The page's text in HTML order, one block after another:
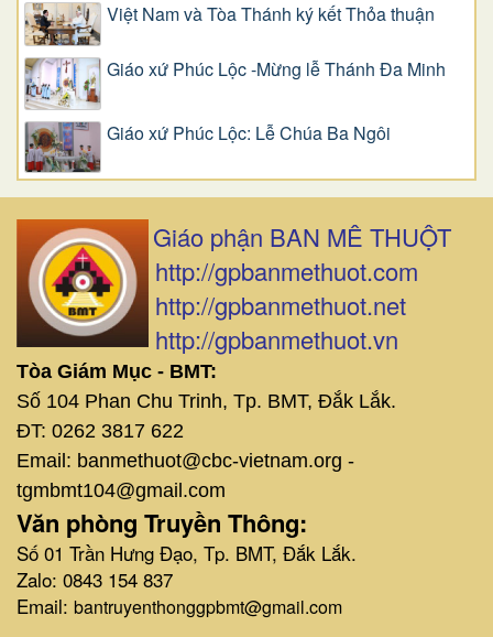
Việt Nam và Tòa Thánh ký kết Thỏa thuận
Giáo xứ Phúc Lộc -Mừng lễ Thánh Đa Minh
Giáo xứ Phúc Lộc: Lễ Chúa Ba Ngôi
Giáo phận BAN MÊ THUỘT
http://gpbanmethuot.com
http://gpbanmethuot.net
http://gpbanmethuot.vn
Tòa Giám Mục - BMT:
Số 104 Phan Chu Trinh, Tp. BMT, Đắk Lắk.
ĐT: 0262 3817 622
Email: banmethuot@cbc-vietnam.org -
tgmbmt104@gmail.com
Văn phòng Truyền Thông:
Số 01 Trần Hưng Đạo, Tp. BMT, Đắk Lắk.
Zalo: 0843 154 837
Email: bantruyenthonggpbmt@gmail.com